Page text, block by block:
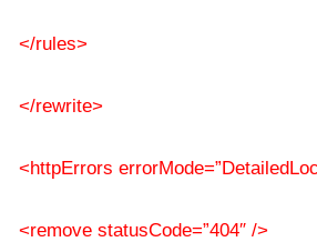
</rules>
</rewrite>
<httpErrors
<remove statusCode=”404″ />